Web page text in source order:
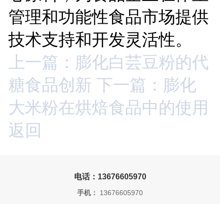
管理和功能性食品市场提供
技术支持和开发灵活性。
上一篇：膨化白芸豆粉的代
糖食品创新 下一篇：膨化
大米粉在烘焙食品中的使用
返回
电话：13676605970
手机： 13676605970